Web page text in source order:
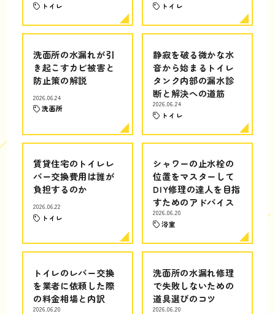
トイレ トイレ
洗面所の水漏れが引
き起こすカビ被害と
防止策の解説
2026.06.24
洗面所
静寂を破る微かな水
音から始まるトイレ
タンク内部の漏水診
断と解決への道筋
2026.06.24
トイレ
賃貸住宅のトイレレ
バー交換費用は誰が
負担するのか
2026.06.22
トイレ
シャワーの止水栓の
位置をマスターして
DIY修理の達人を目指
すためのアドバイス
2026.06.20
浴室
トイレのレバー交換
を業者に依頼した際
の料金相場と内訳
2026.06.20
洗面所の水漏れ修理
で失敗しないための
道具選びのコツ
2026.06.20